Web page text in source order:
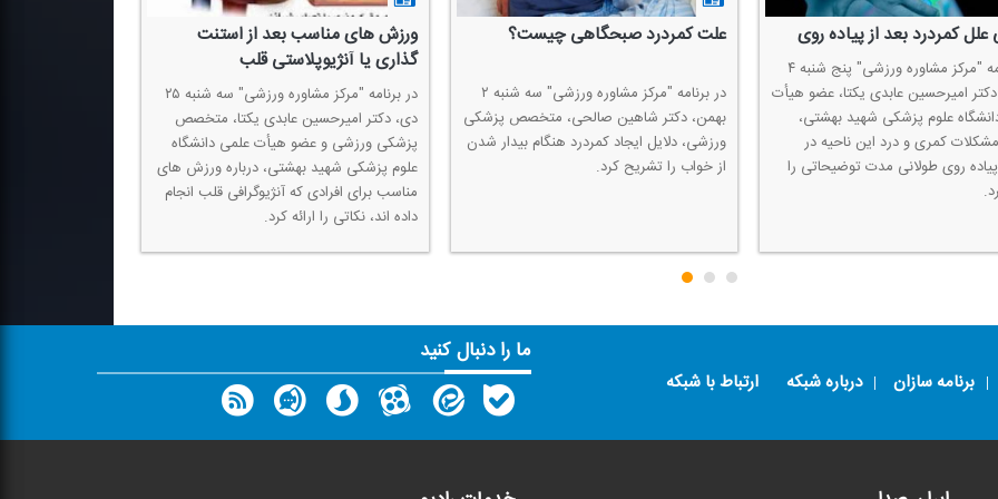
علل كمردرد بعد از پیاده روی
در برنامه "مركز مشاوره ورزشی" پنج شنبه ۴
امیرحسین عابدی یكتا، عضو هیأت
علوم پزشكی شهید بهشتی،
مشكلات كمری و درد این ناحیه در
روی طولانی مدت توضیحاتی را
علت كمردرد صبحگاهی چیست؟
در برنامه "مركز مشاوره ورزشی" سه شنبه ۲
بهمن، دكتر شاهین صالحی، متخصص پزشكی
ورزشی، دلایل ایجاد كمردرد هنگام بیدار شدن
از خواب را تشریح كرد.
ورزش های مناسب بعد از استنت
گذاری یا آنژیوپلاستی قلب
در برنامه "مركز مشاوره ورزشی" سه شنبه ۲۵
دی، دكتر امیرحسین عابدی یكتا، متخصص
پزشكی ورزشی و عضو هیأت علمی دانشگاه
علوم پزشكی شهید بهشتی، درباره ورزش های
مناسب برای افرادی كه آنژیوگرافی قلب انجام
داده اند، نكاتی را ارائه كرد.
برنامه سازان درباره شبکه ارتباط با شبکه
ما را دنبال کنید